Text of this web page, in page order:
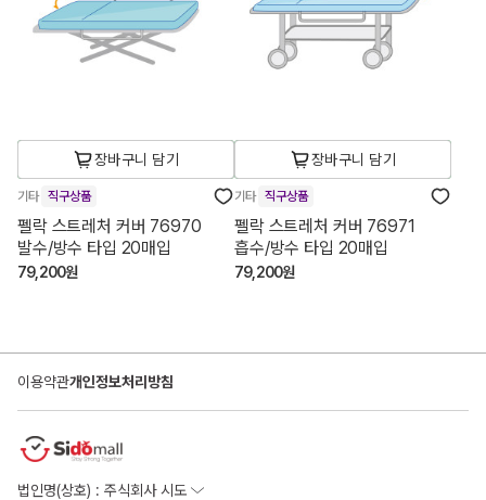
장바구니 담기
기타 직구상품
펠락 스트레처 커버 76970
발수/방수 타입 20매입
79,200원
장바구니 담기
기타 직구상품
펠락 스트레처 커버 76971
흡수/방수 타입 20매입
79,200원
이용약관개인정보처리방침
법인명(상호) : 주식회사 시도